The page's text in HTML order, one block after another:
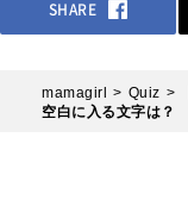
SHARE
mamagirl Quiz
空白に入る文字は？